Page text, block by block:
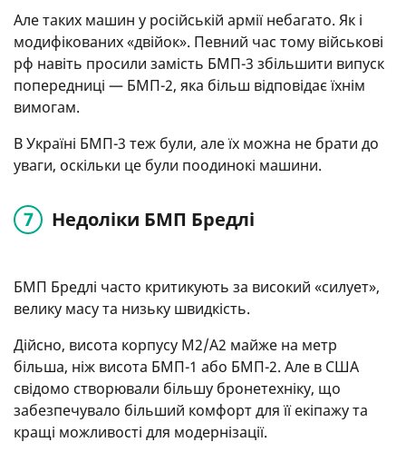
Але таких машин у російській армії небагато. Як і
модифікованих «двійок». Певний час тому військові
рф навіть просили замість БМП-3 збільшити випуск
попередниці — БМП-2, яка більш відповідає їхнім
вимогам.
В Україні БМП-3 теж були, але їх можна не брати до
уваги, оскільки це були поодинокі машини.
Недоліки БМП Бредлі
БМП Бредлі часто критикують за високий «силует»,
велику масу та низьку швидкість.
Дійсно, висота корпусу M2/A2 майже на метр
більша, ніж висота БМП-1 або БМП-2. Але в США
свідомо створювали більшу бронетехніку, що
забезпечувало більший комфорт для її екіпажу та
кращі можливості для модернізації.